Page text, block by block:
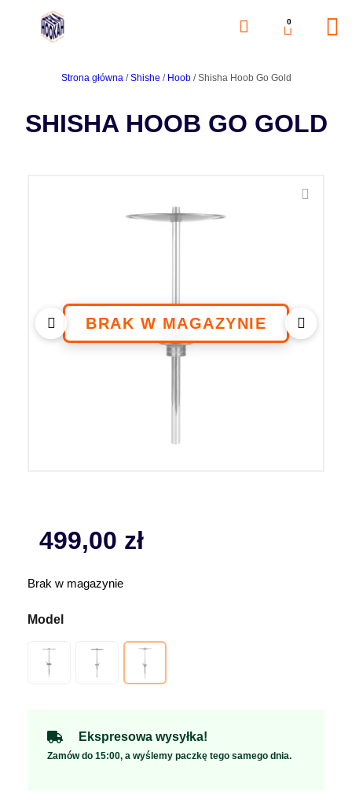
0
Strona główna/Shishe / Hoob/ Shisha Hoob Go Gold
SHISHA HOOB GO GOLD
499,00 zł
Brak w magazynie
Ekspresowa wysyłka!
Zamów do 15:00, a wyślemy paczkę tego samego dnia.